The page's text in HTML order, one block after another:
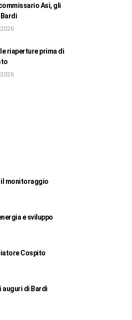
Asi, gli
riaperture prima di
il monitoraggio
e sviluppo
Cospito
auguri di Bardi